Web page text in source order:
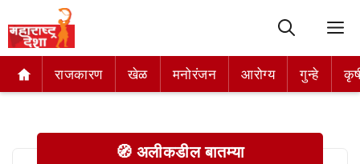
राजकारण खेळ मनोरंजन आरोग्य गुन्हे
राजकारण खेळ मनोरंजन आरोग्य गुन्हे
🧭 अलीकडील बातम्या